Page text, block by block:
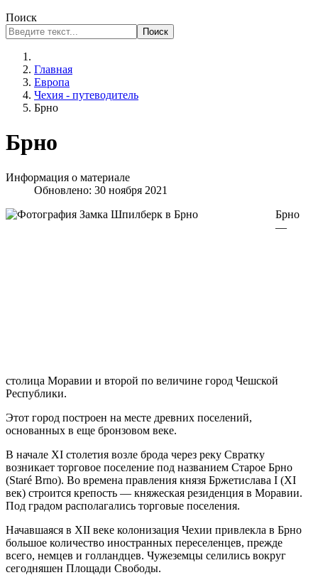
Поиск
Поиск
Главная
Европа
Чехия - путеводитель
Брно
Брно
Информация о материале
Обновлено: 30 ноября 2021
Брно
—
столица Моравии и второй по величине город Чешской
Республики.
Этот город построен на месте древних поселений,
основанных в еще бронзовом веке.
В начале XI столетия возле брода через реку Свратку
возникает торговое поселение под названием Старое Брно
(Staré Brno). Во времена правления князя Бржетислава I (XI
век) строится крепость — княжеская резиденция в Моравии.
Под градом располагались торговые поселения.
Начавшаяся в XII веке колонизация Чехии привлекла в Брно
большое количество иностранных переселенцев, прежде
всего, немцев и голландцев. Чужеземцы селились вокруг
сегодняшен Площади Свободы.